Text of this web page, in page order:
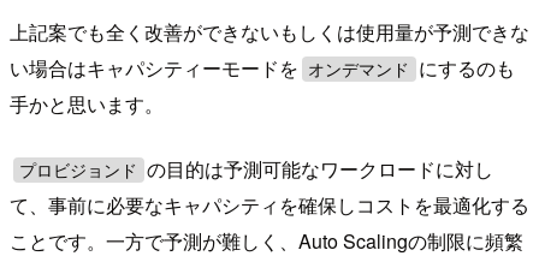
上記案でも全く改善ができないもしくは使用量が予測できな
い場合はキャパシティーモードを
オンデマンド
にするのも
手かと思います。
プロビジョンド
の目的は予測可能なワークロードに対し
て、事前に必要なキャパシティを確保しコストを最適化する
ことです。一方で予測が難しく、Auto Scalingの制限に頻繁